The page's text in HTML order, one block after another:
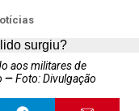
aos militares de
Foto: Divulgação